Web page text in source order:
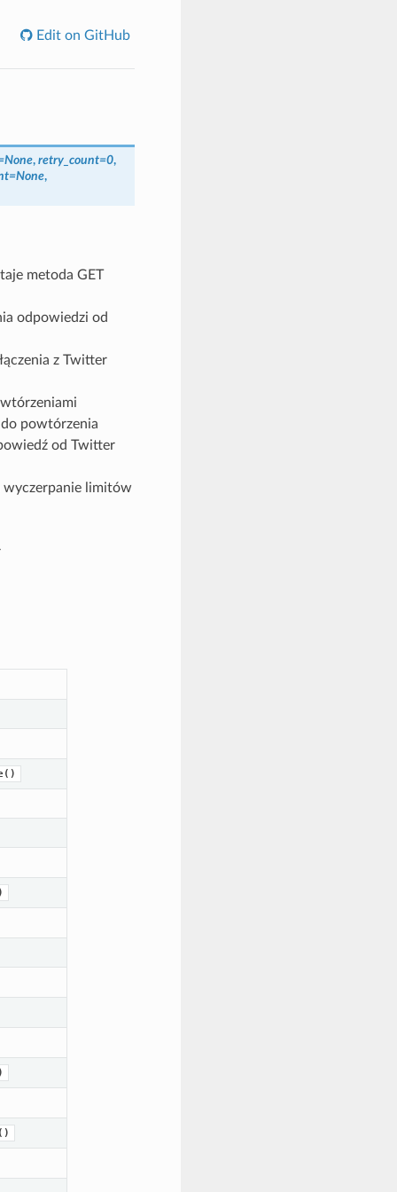
Edit on GitHub
None, retry_count=0,
=None,
metoda GET
odpowiedzi od
z Twitter
powtórzenia
od Twitter
limitów